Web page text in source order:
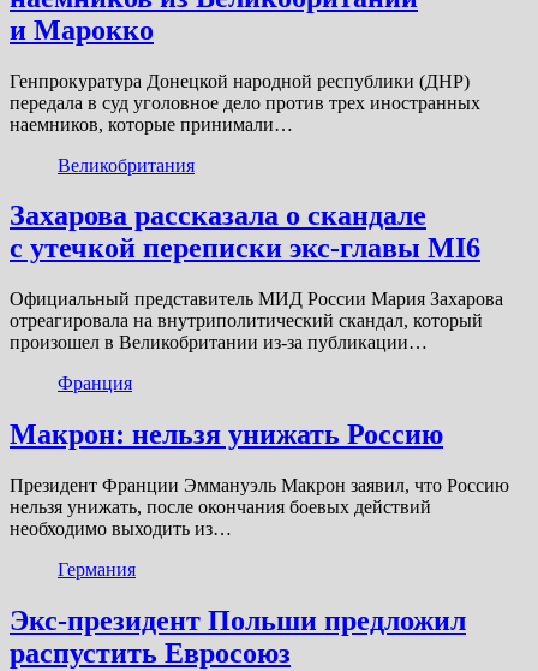
и Марокко
Генпрокуратура Донецкой народной республики (ДНР)
передала в суд уголовное дело против трех иностранных
наемников, которые принимали…
Великобритания
Захарова рассказала о скандале
с утечкой переписки экс-главы MI6
Официальный представитель МИД России Мария Захарова
отреагировала на внутриполитический скандал, который
произошел в Великобритании из-за публикации…
Франция
Макрон: нельзя унижать Россию
Президент Франции Эммануэль Макрон заявил, что Россию
нельзя унижать, после окончания боевых действий
необходимо выходить из…
Германия
Экс-президент Польши предложил
распустить Евросоюз